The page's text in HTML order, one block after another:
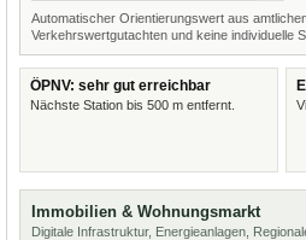
Automatischer Orientierungswert aus
Verkehrswertgutachten und keine individuelle
ÖPNV: sehr gut erreichbar
Nächste Station bis 500 m entfernt.
Immobilien & Wohnungsmarkt
Digitale Infrastruktur, Energieanlagen,